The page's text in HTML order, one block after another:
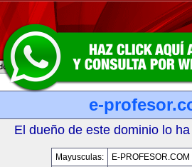
e-
El dueño de este dominio lo
Mayusculas:
E-PROFESOR.COM